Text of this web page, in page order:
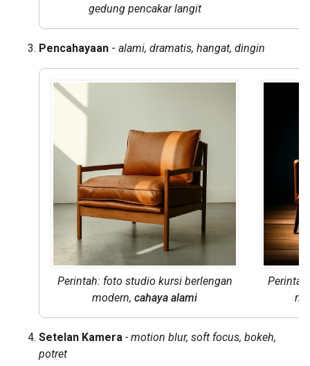
gedung pencakar langit
Pencahayaan - alami, dramatis, hangat, dingin
Perintah: foto studio kursi berlengan
modern, cahaya alami
Setelan Kamera - motion blur, soft focus, bokeh,
potret